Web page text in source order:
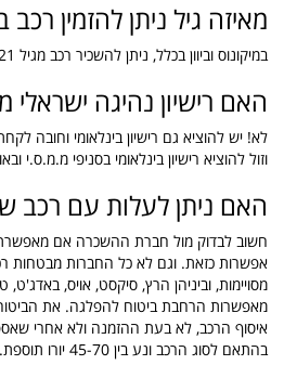
מאיזה גיל ניתן להזמין רכב
במיקונוס וביוון בכלל, ניתן להשכיר רכב מגיל 21.
האם רישיון נהיגה ישראלי
לא! יש להוציא גם רישיון בינלאומי וחובה
וזול להוציא רישיון בינלאומי בסניפי מ.מ.ס.י
האם ניתן לעלות עם רכב
חשוב לבדוק מול חברת ההשכרה אם מאפשרת
אפשרות כזאת. וגם לא כל החברות מבטחות
מסויימות, וביניהן הרץ, סיקסט, אויס, באדג'ט,
מאפשרות הרחבת ביטוח להפלגה. את
איסוף הרכב, לא בעת ההזמנה ולא אחרי
בהתאם לסוג הרכב ונע בין 45-70 יורו תוספת.